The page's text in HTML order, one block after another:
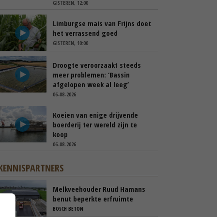
GISTEREN, 12:00
Limburgse mais van Frijns doet
het verrassend goed
GISTEREN, 10:00
Droogte veroorzaakt steeds
meer problemen: ‘Bassin
afgelopen week al leeg’
06-08-2026
Koeien van enige drijvende
boerderij ter wereld zijn te
koop
06-08-2026
Melkveehouder Ruud Hamans
benut beperkte erfruimte
efficiënt met compacte
BOSCH BETON